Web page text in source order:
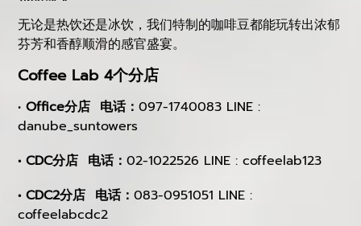
无论是热饮还是冰饮，我们特制的咖啡豆都能玩转出浓郁
芬芳和香醇顺滑的感官盛宴。
Coffee Lab 4个分店
•Office分店 电话：097-1740083 LINE :
danube_suntowers
• CDC分店 电话：02-1022526 LINE : coffeelab123
• CDC2分店 电话：083-0951051 LINE :
coffeelabcdc2